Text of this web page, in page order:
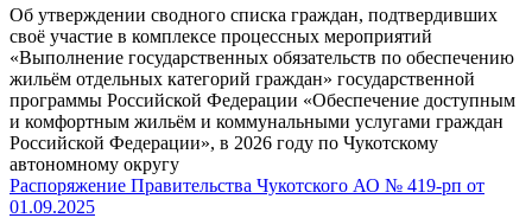
Об утверждении сводного списка граждан, подтвердивших
своё участие в комплексе процессных мероприятий
«Выполнение государственных обязательств по обеспечению
жильём отдельных категорий граждан» государственной
программы Российской Федерации «Обеспечение доступным
и комфортным жильём и коммунальными услугами граждан
Российской Федерации», в 2026 году по Чукотскому
автономному округу
Распоряжение Правительства Чукотского АО № 419-рп от
01.09.2025